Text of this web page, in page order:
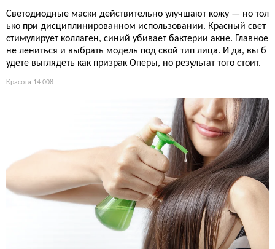
Светодиодные маски действительно улучшают кожу — но тол
ько при дисциплинированном использовании. Красный свет
стимулирует коллаген, синий убивает бактерии акне. Главное
не лениться и выбрать модель под свой тип лица. И да, вы б
удете выглядеть как призрак Оперы, но результат того стоит.
Красота 14 008